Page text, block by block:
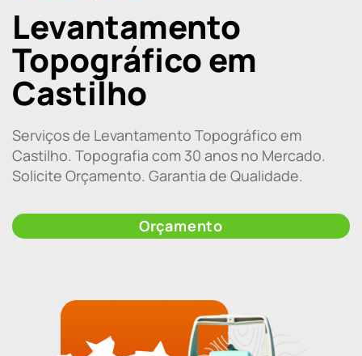
Levantamento
Topográfico em
Castilho
Serviços de Levantamento Topográfico em
Castilho. Topografia com 30 anos no Mercado.
Solicite Orçamento. Garantia de Qualidade.
Orçamento